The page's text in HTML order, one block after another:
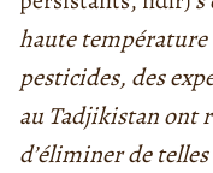
haute température
pesticides, des
au Tadjikistan ont
d’éliminer de